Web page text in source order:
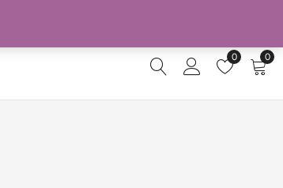
0 0